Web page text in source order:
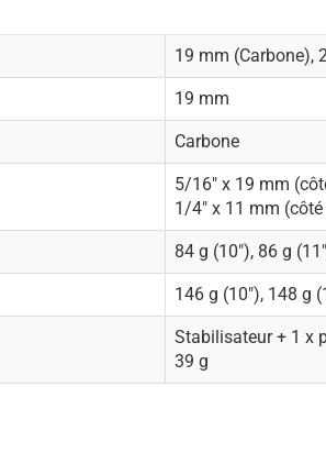
19 mm (Carbone),
19 mm
Carbone
5/16" x 19 mm
1/4" x 11 mm
84 g (10"), 86 g
146 g (10"), 148 g
Stabilisateur + 1 x
39 g